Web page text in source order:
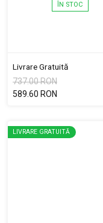
ÎN STOC
Livrare Gratuită
737.00 RON
589.60 RON
LIVRARE GRATUITĂ